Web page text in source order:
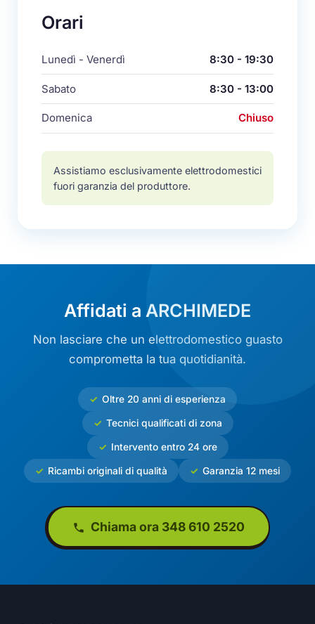
Orari
Lunedì - Venerdì 8:30 - 19:30
Sabato 8:30 - 13:00
Domenica Chiuso
Assistiamo esclusivamente elettrodomestici
fuori garanzia del produttore.
Affidati a ARCHIMEDE
Non lasciare che un elettrodomestico guasto
comprometta la tua quotidianità.
Oltre 20 anni di esperienza
Tecnici qualificati di zona
Intervento entro 24 ore
Ricambi originali di qualità Garanzia 12 mesi
Chiama ora 348 610 2520